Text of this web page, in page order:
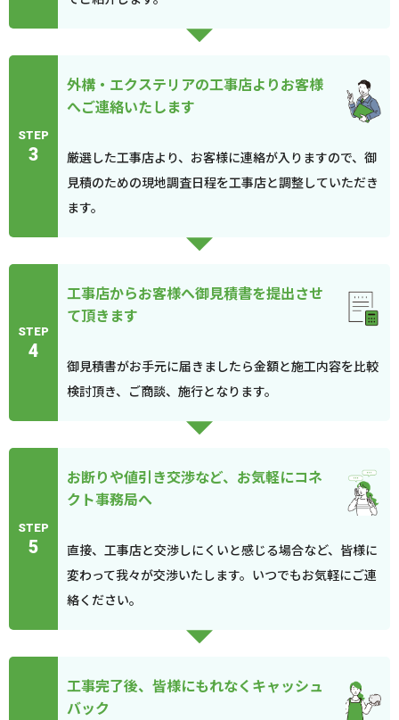
STEP
3
外構・エクステリアの工事店よりお客様
へご連絡いたします
厳選した工事店より、お客様に連絡が入りますので、御
見積のための現地調査日程を工事店と調整していただき
ます。
STEP
4
工事店からお客様へ御見積書を提出させ
て頂きます
御見積書がお手元に届きましたら金額と施工内容を比較
検討頂き、ご商談、施行となります。
STEP
5
お断りや値引き交渉など、お気軽にコネ
クト事務局へ
直接、工事店と交渉しにくいと感じる場合など、皆様に
変わって我々が交渉いたします。いつでもお気軽にご連
絡ください。
工事完了後、皆様にもれなくキャッシュ
バック